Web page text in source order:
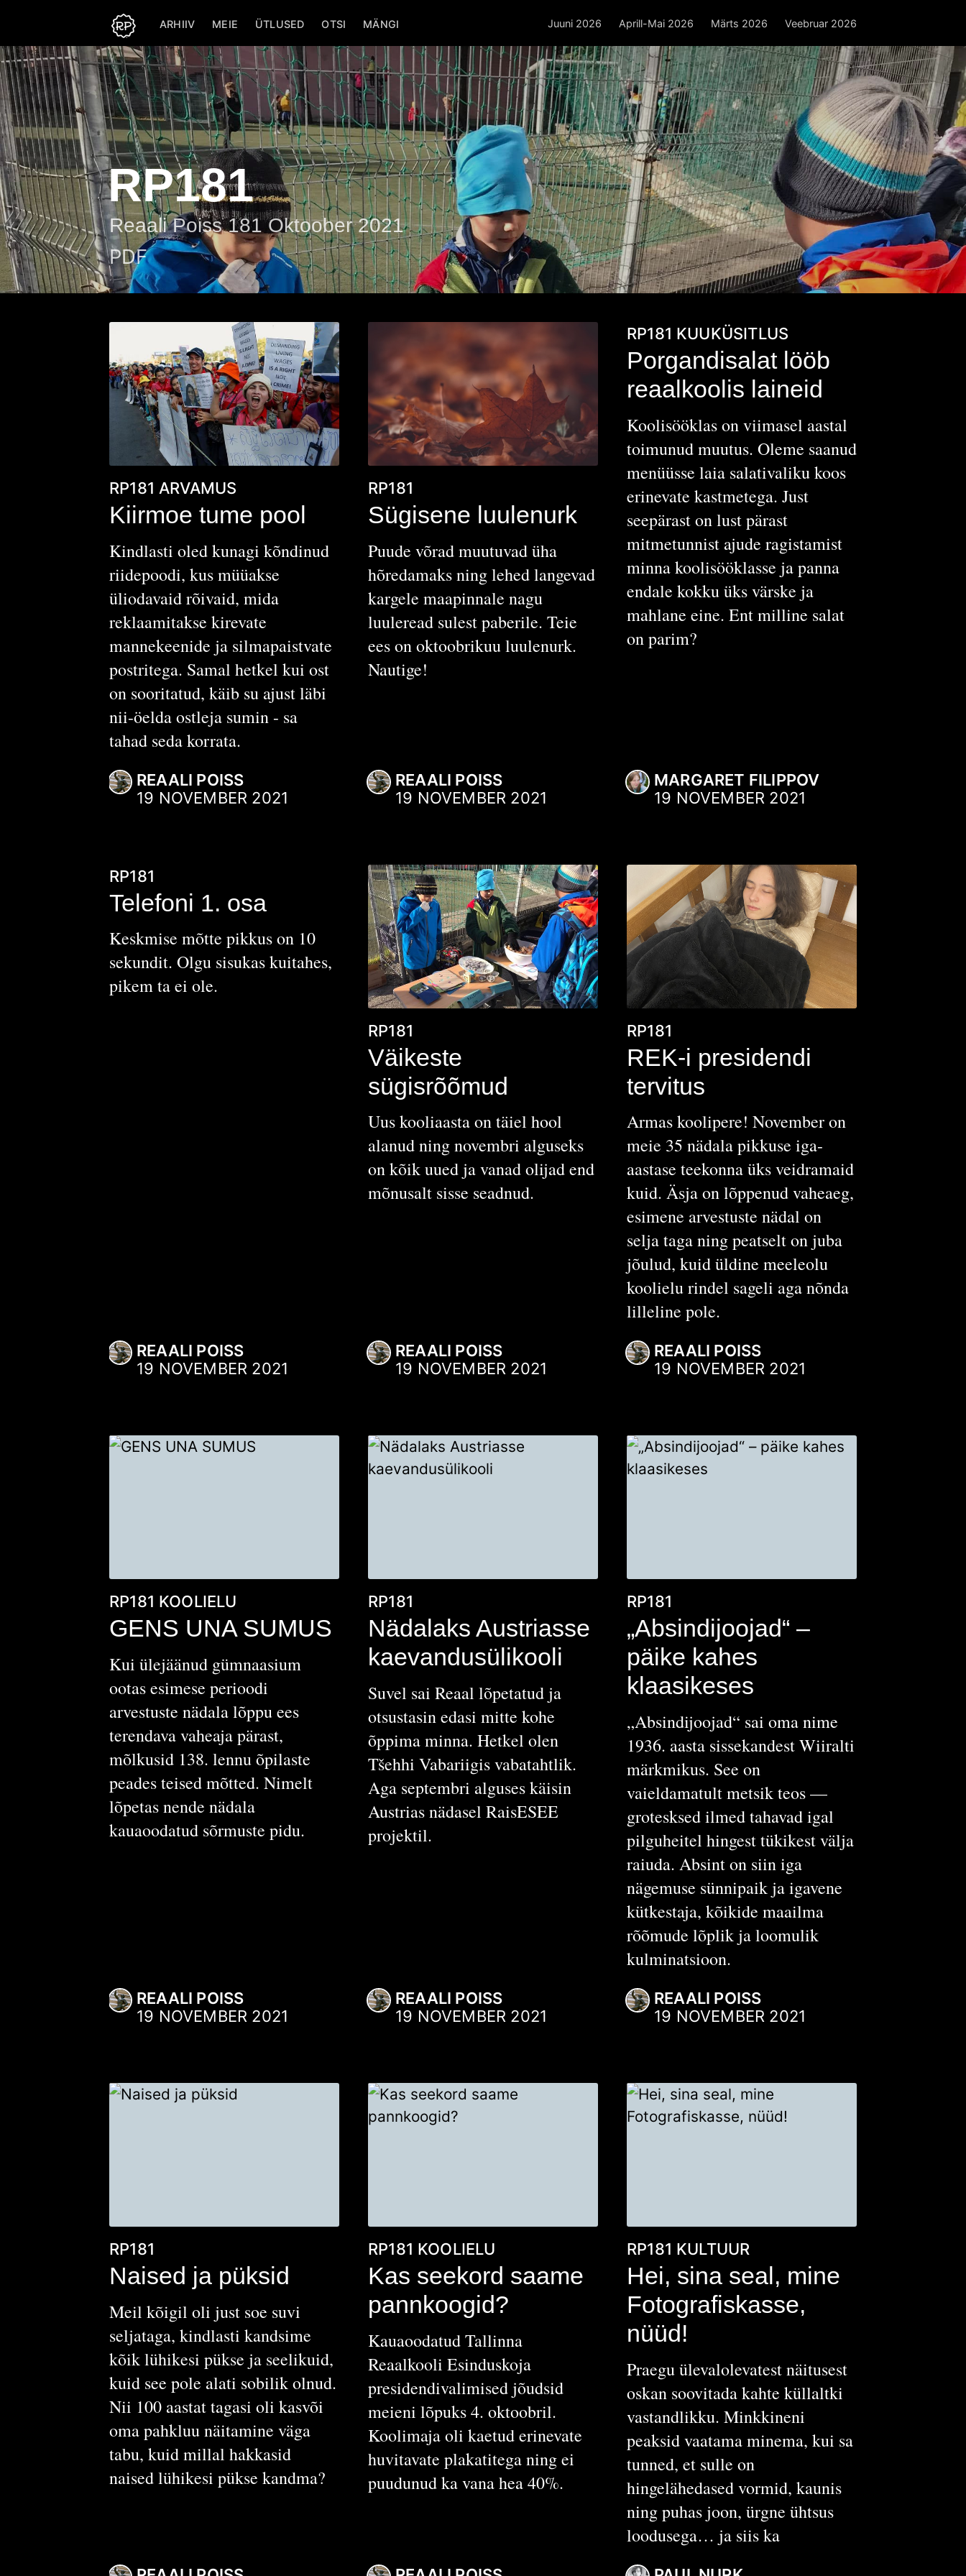
ARHIIV MEIE ÜTLUSED OTSI MÄNGI Juuni 2026 Aprill-Mai 2026 Märts 2026 Veebruar 2026
RP181
Reaali Poiss 181 Oktoober 2021
PDF
RP181 ARVAMUS
Kiirmoe tume pool
Kindlasti oled kunagi kõndinud
riidepoodi, kus müüakse
üliodavaid rõivaid, mida
reklaamitakse kirevate
mannekeenide ja silmapaistvate
postritega. Samal hetkel kui ost
on sooritatud, käib su ajust läbi
nii-öelda ostleja sumin - sa
tahad seda korrata.
REAALI POISS
19 NOVEMBER 2021
RP181
Sügisene luulenurk
Puude võrad muutuvad üha
hõredamaks ning lehed langevad
kargele maapinnale nagu
luuleread sulest paberile. Teie
ees on oktoobrikuu luulenurk.
Nautige!
REAALI POISS
19 NOVEMBER 2021
RP181 KUUKÜSITLUS
Porgandisalat lööb
reaalkoolis laineid
Koolisööklas on viimasel aastal
toimunud muutus. Oleme saanud
menüüsse laia salativaliku koos
erinevate kastmetega. Just
seepärast on lust pärast
mitmetunnist ajude ragistamist
minna koolisööklasse ja panna
endale kokku üks värske ja
mahlane eine. Ent milline salat
on parim?
MARGARET FILIPPOV
19 NOVEMBER 2021
RP181
Telefoni 1. osa
Keskmise mõtte pikkus on 10
sekundit. Olgu sisukas kuitahes,
pikem ta ei ole.
REAALI POISS
19 NOVEMBER 2021
RP181
Väikeste
sügisrõõmud
Uus kooliaasta on täiel hool
alanud ning novembri alguseks
on kõik uued ja vanad olijad end
mõnusalt sisse seadnud.
REAALI POISS
19 NOVEMBER 2021
RP181
REK-i presidendi
tervitus
Armas koolipere! November on
meie 35 nädala pikkuse iga-
aastase teekonna üks veidramaid
kuid. Äsja on lõppenud vaheaeg,
esimene arvestuste nädal on
selja taga ning peatselt on juba
jõulud, kuid üldine meeleolu
koolielu rindel sageli aga nõnda
lilleline pole.
REAALI POISS
19 NOVEMBER 2021
RP181 KOOLIELU
GENS UNA SUMUS
Kui ülejäänud gümnaasium
ootas esimese perioodi
arvestuste nädala lõppu ees
terendava vaheaja pärast,
mõlkusid 138. lennu õpilaste
peades teised mõtted. Nimelt
lõpetas nende nädala
kauaoodatud sõrmuste pidu.
REAALI POISS
19 NOVEMBER 2021
RP181
Nädalaks Austriasse
kaevandusülikooli
Suvel sai Reaal lõpetatud ja
otsustasin edasi mitte kohe
õppima minna. Hetkel olen
Tšehhi Vabariigis vabatahtlik.
Aga septembri alguses käisin
Austrias nädasel RaisESEE
projektil.
REAALI POISS
19 NOVEMBER 2021
RP181
„Absindijoojad“ –
päike kahes
klaasikeses
„Absindijoojad“ sai oma nime
1936. aasta sissekandest Wiiralti
märkmikus. See on
vaieldamatult metsik teos —
grotesksed ilmed tahavad igal
pilguheitel hingest tükikest välja
raiuda. Absint on siin iga
nägemuse sünnipaik ja igavene
kütkestaja, kõikide maailma
rõõmude lõplik ja loomulik
kulminatsioon.
REAALI POISS
19 NOVEMBER 2021
RP181
Naised ja püksid
Meil kõigil oli just soe suvi
seljataga, kindlasti kandsime
kõik lühikesi pükse ja seelikuid,
kuid see pole alati sobilik olnud.
Nii 100 aastat tagasi oli kasvõi
oma pahkluu näitamine väga
tabu, kuid millal hakkasid
naised lühikesi pükse kandma?
RP181 KOOLIELU
Kas seekord saame
pannkoogid?
Kauaoodatud Tallinna
Reaalkooli Esinduskoja
presidendivalimised jõudsid
meieni lõpuks 4. oktoobril.
Koolimaja oli kaetud erinevate
huvitavate plakatitega ning ei
puudunud ka vana hea 40%.
RP181 KULTUUR
Hei, sina seal, mine
Fotografiskasse,
nüüd!
Praegu ülevalolevatest näitusest
oskan soovitada kahte küllaltki
vastandlikku. Minkkineni
peaksid vaatama minema, kui sa
tunned, et sulle on
hingelähedased vormid, kaunis
ning puhas joon, ürgne ühtsus
loodusega… ja siis ka